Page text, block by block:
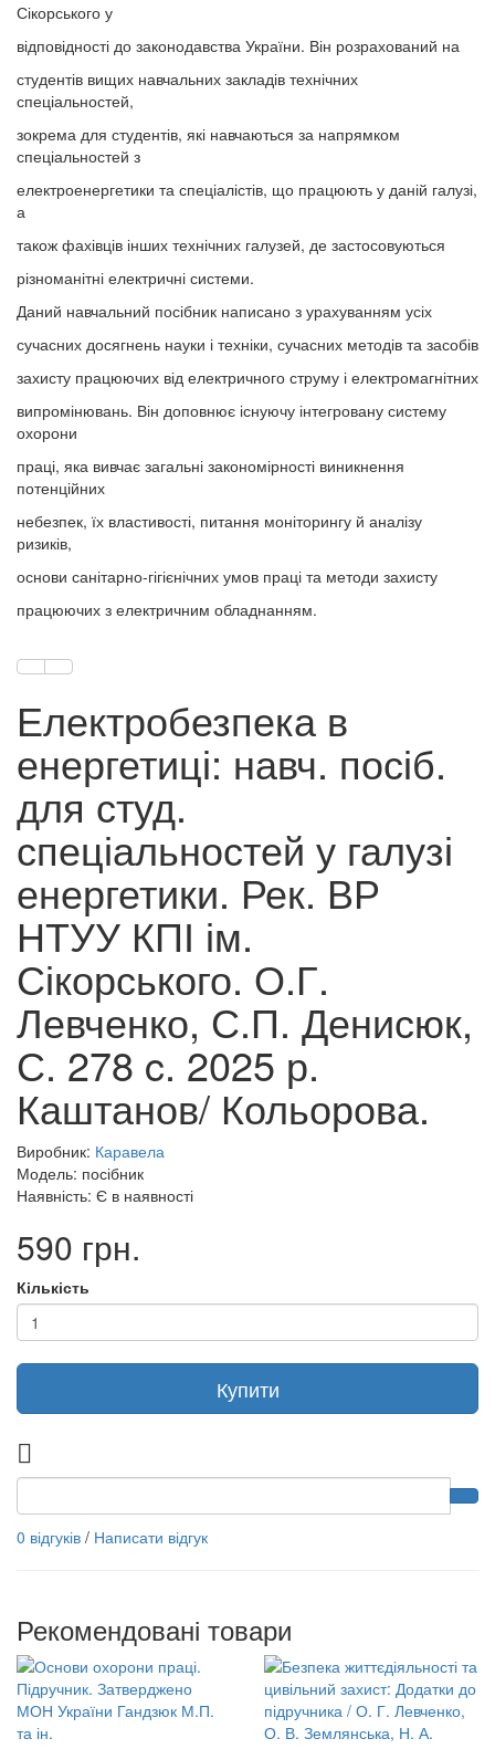
Сікорського у
відповідності до законодавства України. Він розрахований на
студентів вищих навчальних закладів технічних
спеціальностей,
зокрема для студентів, які навчаються за напрямком
спеціальностей з
електроенергетики та спеціалістів, що працюють у даній галузі,
а
також фахівців інших технічних галузей, де застосовуються
різноманітні електричні системи.
Даний навчальний посібник написано з урахуванням усіх
сучасних досягнень науки і техніки, сучасних методів та засобів
захисту працюючих від електричного струму і електромагнітних
випромінювань. Він доповнює існуючу інтегровану систему
охорони
праці, яка вивчає загальні закономірності виникнення
потенційних
небезпек, їх властивості, питання моніторингу й аналізу
ризиків,
основи санітарно-гігієнічних умов праці та методи захисту
працюючих з електричним обладнанням.
Електробезпека в
енергетиці: навч. посіб.
для студ.
спеціальностей у галузі
енергетики. Рек. ВР
НТУУ КПІ ім.
Сікорського. О.Г.
Левченко, С.П. Денисюк,
С. 278 c. 2025 р.
Каштанов/ Кольорова.
Виробник: Каравела
Модель: посібник
Наявність: Є в наявності
590 грн.
Кількість
Купити
0 відгуків / Написати відгук
Рекомендовані товари